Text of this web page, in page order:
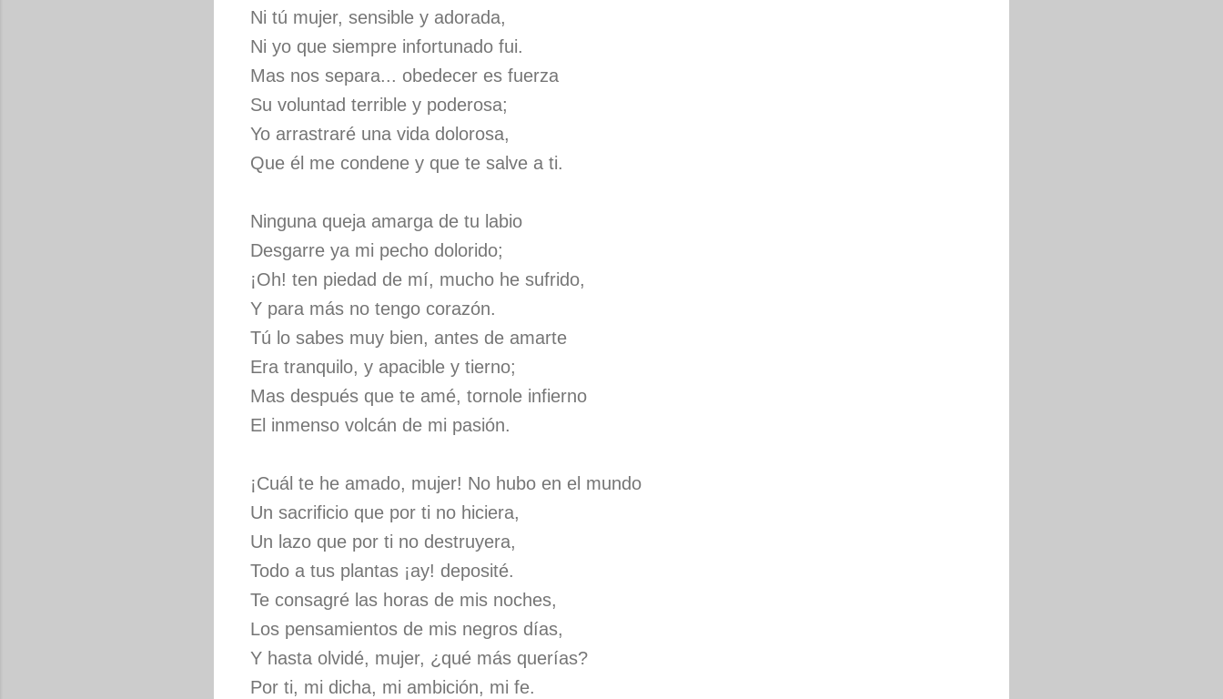
Ni tú mujer, sensible y adorada,
Ni yo que siempre infortunado fui.
Mas nos separa... obedecer es fuerza
Su voluntad terrible y poderosa;
Yo arrastraré una vida dolorosa,
Que él me condene y que te salve a ti.
Ninguna queja amarga de tu labio
Desgarre ya mi pecho dolorido;
¡Oh! ten piedad de mí, mucho he sufrido,
Y para más no tengo corazón.
Tú lo sabes muy bien, antes de amarte
Era tranquilo, y apacible y tierno;
Mas después que te amé, tornole infierno
El inmenso volcán de mi pasión.
¡Cuál te he amado, mujer! No hubo en el mundo
Un sacrificio que por ti no hiciera,
Un lazo que por ti no destruyera,
Todo a tus plantas ¡ay! deposité.
Te consagré las horas de mis noches,
Los pensamientos de mis negros días,
Y hasta olvidé, mujer, ¿qué más querías?
Por ti, mi dicha, mi ambición, mi fe.